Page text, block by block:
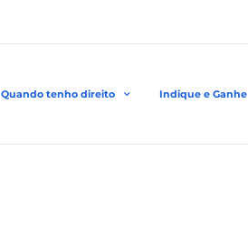
Quando tenho direito Indique e Ganhe